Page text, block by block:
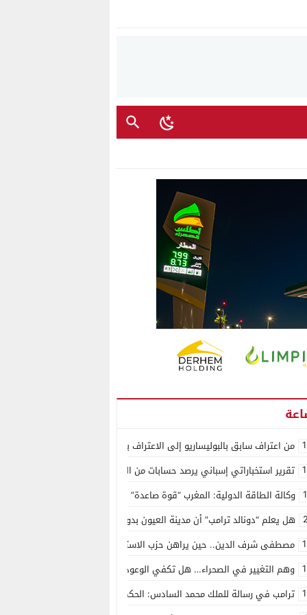
من اعتراف سابق بالبوليساريو إلى الاعتراف بسيادة المغرب على الصحراء..
تقرير استخباراتي إسباني يرصد حسابات من الجزائر وأرقاما بـ”213+” ضمن حملة رقمية منظمة حرّضت على اقتحام سبتة
وكالة الطاقة الدولية: المغرب “قوة صاعدة” في سوق المعادن الاستراتيجية
هل يعلم “دونالد ترامب” أن مدينة العيون بدون ماء؟
مصطفى شرف الدين.. حين يراهن حزب الاستقلال على الكفاءة ويمنح الشباب
وهم التغيير في الصحراء… هل تكفي الوعود الفارغة لصناعة الواقع؟
ترامب في رسالة للملك محمد السادس: الحكم الذاتي هو الأساس الوحيد لحل